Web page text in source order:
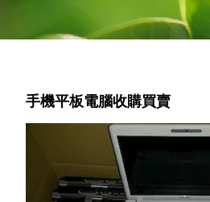
手機平板電腦收購買賣